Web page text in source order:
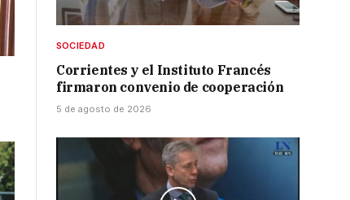
SOCIEDAD
Corrientes y el Instituto Francés
firmaron convenio de cooperación
5 de agosto de 2026